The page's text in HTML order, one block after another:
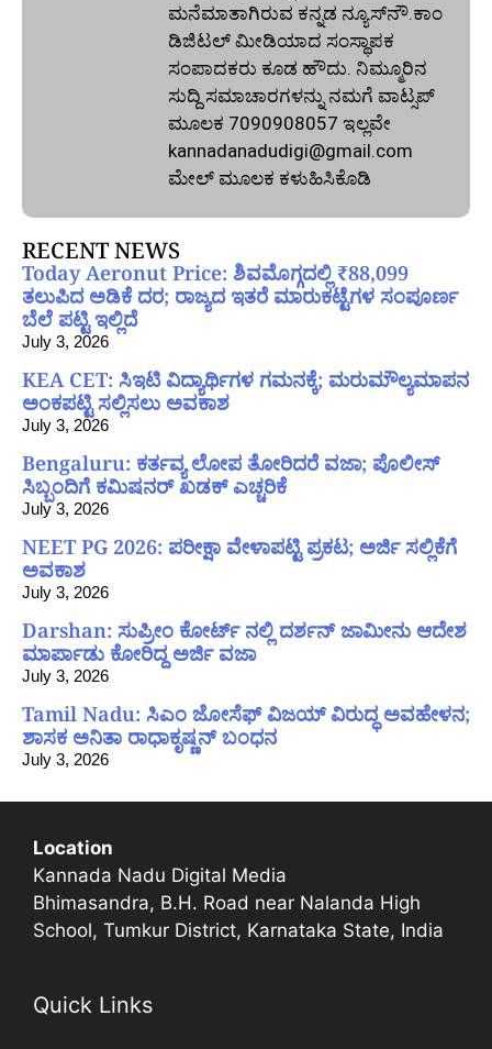
ಮನೆಮಾತಾಗಿರುವ ಕನ್ನಡ ನ್ಯೂಸ್‌ನೌ.ಕಾಂ
ಡಿಜಿಟಲ್‌ ಮೀಡಿಯಾದ ಸಂಸ್ಥಾಪಕ
ಸಂಪಾದಕರು ಕೂಡ ಹೌದು. ನಿಮ್ಮೂರಿನ
ಸುದ್ದಿ ಸಮಾಚಾರಗಳನ್ನು ನಮಗೆ ವಾಟ್ಸಪ್‌
ಮೂಲಕ 7090908057 ಇಲ್ಲವೇ
kannadanadudigi@gmail.com
ಮೇಲ್‌ ಮೂಲಕ ಕಳುಹಿಸಿಕೊಡಿ
RECENT NEWS
Today Aeronut Price: ಶಿವಮೊಗ್ಗದಲ್ಲಿ ₹88,099
ತಲುಪಿದ ಅಡಿಕೆ ದರ; ರಾಜ್ಯದ ಇತರೆ ಮಾರುಕಟ್ಟೆಗಳ ಸಂಪೂರ್ಣ
ಬೆಲೆ ಪಟ್ಟಿ ಇಲ್ಲಿದೆ
July 3, 2026
KEA CET: ಸಿಇಟಿ ವಿದ್ಯಾರ್ಥಿಗಳ ಗಮನಕ್ಕೆ; ಮರುಮೌಲ್ಯಮಾಪನ
ಅಂಕಪಟ್ಟಿ ಸಲ್ಲಿಸಲು ಅವಕಾಶ
July 3, 2026
Bengaluru: ಕರ್ತವ್ಯ ಲೋಪ ತೋರಿದರೆ ವಜಾ; ಪೊಲೀಸ್
ಸಿಬ್ಬಂದಿಗೆ ಕಮಿಷನರ್ ಖಡಕ್ ಎಚ್ಚರಿಕೆ
July 3, 2026
NEET PG 2026: ಪರೀಕ್ಷಾ ವೇಳಾಪಟ್ಟಿ ಪ್ರಕಟ; ಅರ್ಜಿ ಸಲ್ಲಿಕೆಗೆ
ಅವಕಾಶ
July 3, 2026
Darshan: ಸುಪ್ರೀಂ ಕೋರ್ಟ್ ನಲ್ಲಿ ದರ್ಶನ್ ಜಾಮೀನು ಆದೇಶ
ಮಾರ್ಪಾಡು ಕೋರಿದ್ದ ಅರ್ಜಿ ವಜಾ
July 3, 2026
Tamil Nadu: ಸಿಎಂ ಜೋಸೆಫ್ ವಿಜಯ್ ವಿರುದ್ಧ ಅವಹೇಳನ;
ಶಾಸಕ ಅನಿತಾ ರಾಧಾಕೃಷ್ಣನ್ ಬಂಧನ
July 3, 2026
Location
Kannada Nadu Digital Media
Bhimasandra, B.H. Road near Nalanda High
School, Tumkur District, Karnataka State, India
Quick Links